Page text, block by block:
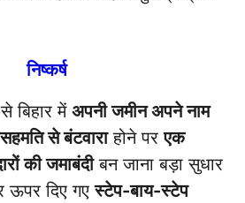
निष्कर्ष
बिहार में अपनी जमीन अपने नाम
सहमति से बंटवाराहोने परएक
की जमाबंदीबन जाना बड़ा सुधार
ऊपर दिए गएस्टेप-बाय-स्टेप